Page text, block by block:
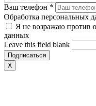
Ваш телефон *
Обработка персональных
Я не возражаю против
данных
Leave this field blank
X